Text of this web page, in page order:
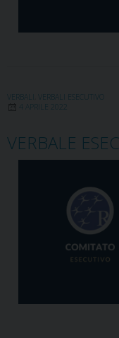
VERBALI
VERBALI ESECUTIVO
4 APRILE 2022
VERBALE